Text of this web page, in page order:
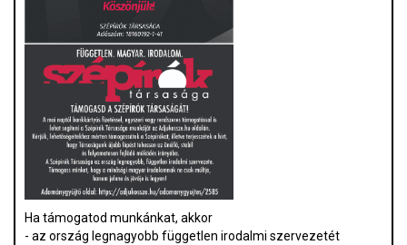
Ha támogatod munkánkat, akkor
- az ország legnagyobb független irodalmi szervezetét